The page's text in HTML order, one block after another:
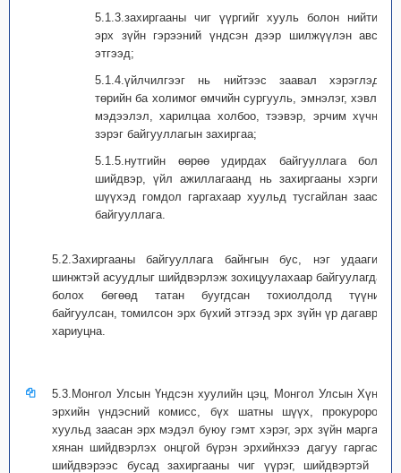
5.1.3.захиргааны чиг үүргийг хууль болон нийтийн
эрх зүйн гэрээний үндсэн дээр шилжүүлэн авсан
этгээд;
5.1.4.үйлчилгээг нь нийтээс заавал хэрэглэдэг
төрийн ба холимог өмчийн сургууль, эмнэлэг, хэвлэл
мэдээлэл, харилцаа холбоо, тээвэр, эрчим хүчний
зэрэг байгууллагын захиргаа;
5.1.5.нутгийн өөрөө удирдах байгууллага болон
шийдвэр, үйл ажиллагаанд нь захиргааны хэргийн
шүүхэд гомдол гаргахаар хуульд тусгайлан заасан
байгууллага.
5.2.Захиргааны байгууллага байнгын бус, нэг удаагийн
шинжтэй асуудлыг шийдвэрлэж зохицуулахаар байгуулагдаж
болох бөгөөд татан буугдсан тохиолдолд түүнийг
байгуулсан, томилсон эрх бүхий этгээд эрх зүйн үр дагаврыг
хариуцна.
5.3.Монгол Улсын Үндсэн хуулийн цэц, Монгол Улсын Хүний
эрхийн үндэсний комисс, бүх шатны шүүх, прокуророос
хуульд заасан эрх мэдэл буюу гэмт хэрэг, эрх зүйн маргаан
хянан шийдвэрлэх онцгой бүрэн эрхийнхээ дагуу гаргасан
шийдвэрээс бусад захиргааны чиг үүрэг, шийдвэртэй нь